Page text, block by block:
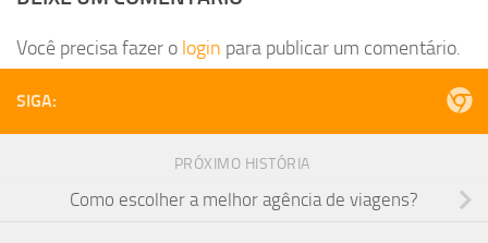
Você precisa fazer o login para publicar um comentário.
SIGA:
PRÓXIMO HISTÓRIA
Como escolher a melhor agência de viagens?